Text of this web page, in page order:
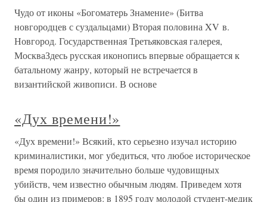
Чудо от иконы «Богоматерь Знамение» (Битва
новгородцев с суздальцами) Вторая половина XV в.
Новгород. Государственная Третьяковская галерея,
МоскваЗдесь русская иконопись впервые обращается к
батальному жанру, который не встречается в
византийской живописи. В основе
«Дух времени!»
«Дух времени!» Всякий, кто серьезно изучал историю
криминалистики, мог убедиться, что любое историческое
время породило значительно больше чудовищных
убийств, чем известно обычным людям. Приведем хотя
бы один из примеров: в 1895 году молодой студент-медик